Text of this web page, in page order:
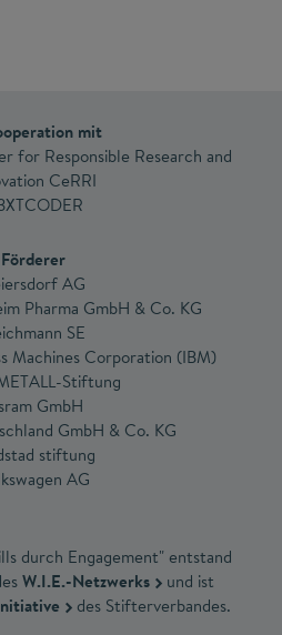
mit
for Responsible Research and
CeRRI
Förderer
AG
Pharma GmbH & Co. KG
SE
Machines Corporation (IBM)
Stiftung
GmbH
GmbH & Co. KG
stiftung
AG
durch Engagement" entstand
W.I.E.-Netzwerks
und ist
des Stifterverbandes.